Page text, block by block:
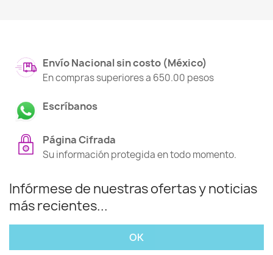
Envío Nacional sin costo (México)
En compras superiores a 650.00 pesos
Escríbanos
Página Cifrada
Su información protegida en todo momento.
Infórmese de nuestras ofertas y noticias
más recientes...